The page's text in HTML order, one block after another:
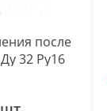
после
32 Ру16
ч